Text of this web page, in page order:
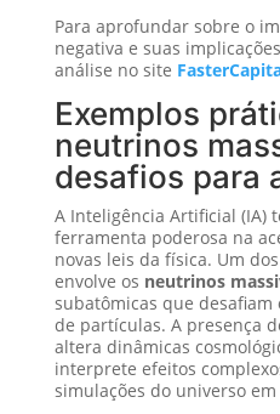
Para aprofundar sobre o
negativa e suas
análise no site
Exemplos
neutrinos
desafios para
A Inteligência Artificial (IA)
ferramenta poderosa na
novas leis da física. Um
envolve os neutrinos
subatômicas que
de partículas. A presença
altera dinâmicas
interprete efeitos
simulações do universo